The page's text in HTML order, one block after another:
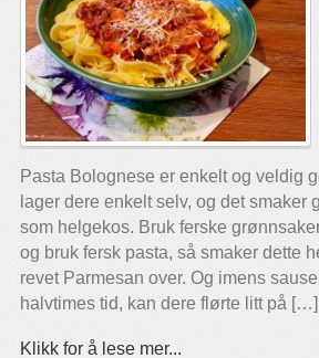
Pasta Bolognese er enkelt og veldig
lager dere enkelt selv, og det smaker
som helgekos. Bruk ferske
og bruk fersk pasta, så smaker dette
revet Parmesan over. Og imens
halvtimes tid, kan dere flørte litt på […]
Klikk for å lese mer...